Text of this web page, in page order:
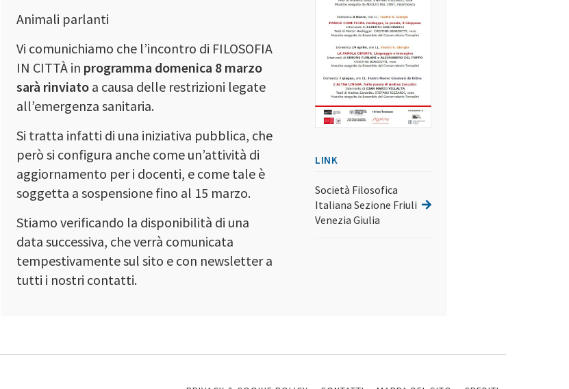
LINK
Società Filosofica
Italiana Sezione Friuli
Venezia Giulia
Animali parlanti
Vi comunichiamo che l’incontro di FILOSOFIA
IN CITTÀ in programma domenica 8 marzo
sarà rinviato a causa delle restrizioni legate
all’emergenza sanitaria.
Si tratta infatti di una iniziativa pubblica, che
però si configura anche come un’attività di
aggiornamento per i docenti, e come tale è
soggetta a sospensione fino al 15 marzo.
Stiamo verificando la disponibilità di una
data successiva, che verrà comunicata
tempestivamente sul sito e con newsletter a
tutti i nostri contatti.